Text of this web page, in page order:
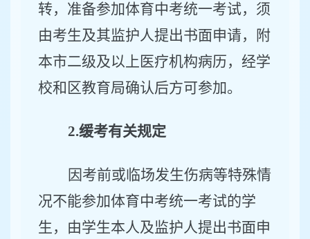
转，准备参加体育中考统一考试，须
由考生及其监护人提出书面申请，附
本市二级及以上医疗机构病历，经学
校和区教育局确认后方可参加。
2.缓考有关规定
因考前或临场发生伤病等特殊情
况不能参加体育中考统一考试的学
生，由学生本人及监护人提出书面申